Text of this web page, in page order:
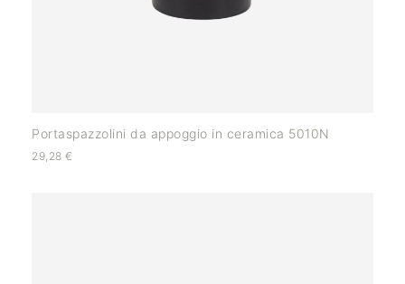
Portaspazzolini da appoggio in ceramica 5010N
29,28 €